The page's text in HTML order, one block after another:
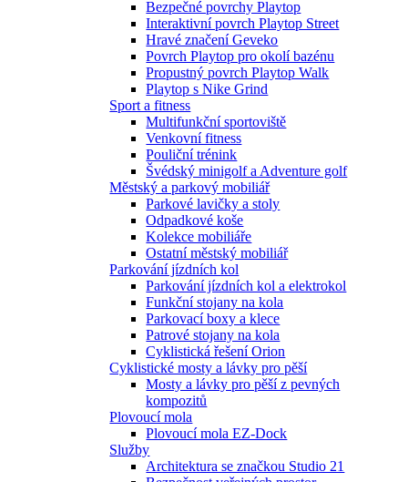
Bezpečné povrchy Playtop
Interaktivní povrch Playtop Street
Hravé značení Geveko
Povrch Playtop pro okolí bazénu
Propustný povrch Playtop Walk
Playtop s Nike Grind
Sport a fitness
Multifunkční sportoviště
Venkovní fitness
Pouliční trénink
Švédský minigolf a Adventure golf
Městský a parkový mobiliář
Parkové lavičky a stoly
Odpadkové koše
Kolekce mobiliáře
Ostatní městský mobiliář
Parkování jízdních kol
Parkování jízdních kol a elektrokol
Funkční stojany na kola
Parkovací boxy a klece
Patrové stojany na kola
Cyklistická řešení Orion
Cyklistické mosty a lávky pro pěší
Mosty a lávky pro pěší z pevných
kompozitů
Plovoucí mola
Plovoucí mola EZ-Dock
Služby
Architektura se značkou Studio 21